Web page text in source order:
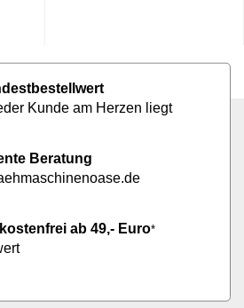
Kunde am Herzen liegt
Beratung
ab 49,- Euro*